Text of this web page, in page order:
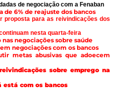
de negociação com a Fenaban
de 6% de reajuste dos bancos
proposta para as reivindicações dos
nesta quarta-feira
negociações sobre saúde
negociações com os bancos
metas abusivas que adoecem
sobre emprego na
está com os bancos